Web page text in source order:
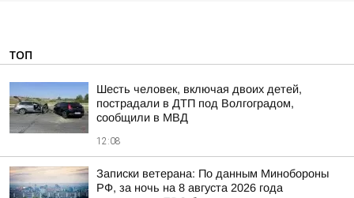
ТОП
Шесть человек, включая двоих детей,
пострадали в ДТП под Волгоградом,
сообщили в МВД
12:08
Записки ветерана: По данным Минобороны
РФ, за ночь на 8 августа 2026 года